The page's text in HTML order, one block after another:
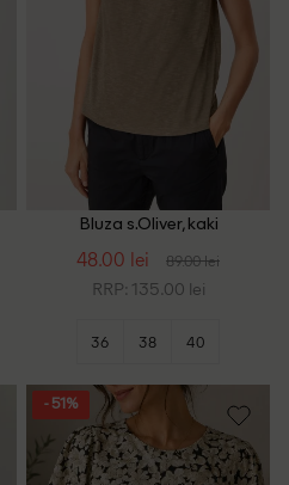
Bluza s.Oliver, kaki
48.00 lei 89.00 lei
RRP: 135.00 lei
36 38 40
- 51%